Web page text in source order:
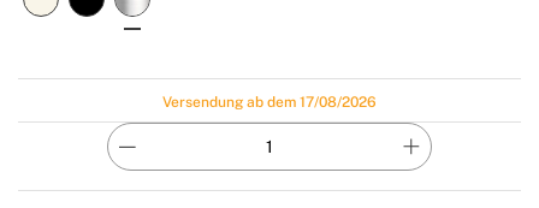
Versendung ab dem 17/08/2026